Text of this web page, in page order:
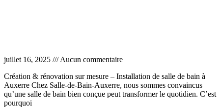
juillet 16, 2025
Aucun commentaire
Création & rénovation sur mesure – Installation de salle de bain à
Auxerre Chez Salle-de-Bain-Auxerre, nous sommes convaincus
qu’une salle de bain bien conçue peut transformer le quotidien. C’est
pourquoi